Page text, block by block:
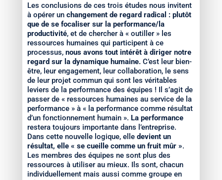
Les conclusions de ces trois études nous invitent
à opérer un changement de regard radical : plutôt
que de se focaliser sur la performance/la
productivité, et de chercher à « outiller » les
ressources humaines qui participent à ce
processus, nous avons tout intérêt à diriger notre
regard sur la dynamique humaine.C’est leur bien-
être, leur engagement, leur collaboration, le sens
de leur projet commun qui sont les véritables
leviers de la performance des équipes ! Il s’agit de
passer de « ressources humaines au service de la
performance » à « la performance comme résultat
d’un fonctionnement humain ». La performance
restera toujours importante dans l’entreprise.
Dans cette nouvelle logique, elle devient un
résultat, elle « se cueille comme un fruit mûr ».
Les membres des équipes ne sont plus des
ressources à utiliser au mieux. Ils sont, chacun
individuellement mais aussi comme groupe en